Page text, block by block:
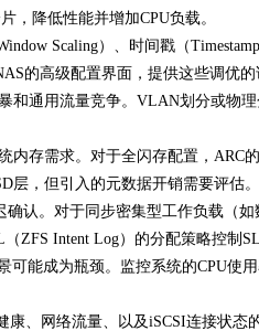
，降低性能并增加CPU负载。
Scaling）、时间戳（
的高级配置界面，提供这些调优
和通用流量竞争。VLAN划分或物
内存需求。对于全闪存配置，ARC
层，但引入的元数据开销需要评估。
认。对于同步密集型工作负载（
ZFS Intent Log）的分配策略控制
可能成为瓶颈。监控系统的CPU使
康、网络流量、以及iSCSI连接状